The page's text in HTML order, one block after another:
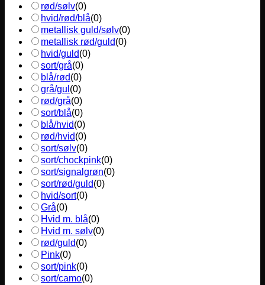
rød/sølv(0)
hvid/rød/blå(0)
metallisk guld/sølv(0)
metallisk rød/guld(0)
hvid/guld(0)
sort/grå(0)
blå/rød(0)
grå/gul (0)
rød/grå(0)
sort/blå(0)
blå/hvid(0)
rød/hvid(0)
sort/sølv(0)
sort/chockpink(0)
sort/signalgrøn(0)
sort/rød/guld(0)
hvid/sort(0)
Grå(0)
Hvid m. blå(0)
Hvid m. sølv(0)
rød/guld(0)
Pink(0)
sort/pink(0)
sort/camo(0)